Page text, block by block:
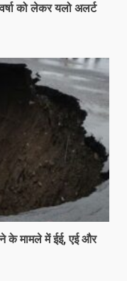
को लेकर यलो अलर्ट
के मामले में ईई, एई और